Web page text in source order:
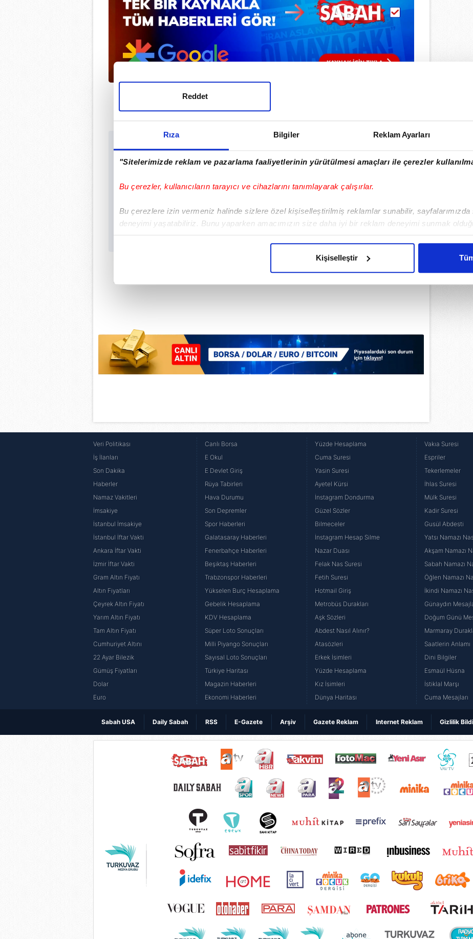
Rıza Bilgiler Reklam Ayarları
"Sitelerimizde reklam ve pazarlama faaliyetlerinin yürütülmesi amaçları ile çerezler
Bu çerezler, kullanıcıların tarayıcı ve cihazlarını tanımlayarak çalışırlar.
Bu çerezlere izin vermeniz halinde sizlere özel kişiselleştirilmiş reklamlar sunabilir,
deneyimi yaşatabiliriz. Bunu yaparken amacımızın size daha iyi bir reklam deneyimi sunmak
içerikleri sunabilmek adına elimizden gelen çabayı gösterdiğimizi ve bu noktada, reklamların
noktasında tek gelir kalemimiz olduğunu sizlere hatırlatmak isteriz.
Her halükârda, kullanıcılar, bu çerezlere izin vermedikleri takdirde, kullanıcılara hedefli reklamlar
reklam/pazarlama faaliyetlerinin yapılması, amaçlarıyla sınırlı olarak açık rızanız dahilinde
Çerezlere ilişkin tercihlerinizi aşağıda yer alan panel vasıtasıyla belirleyebilirsiniz. Çerezlere ilişkin
butonuna tıklayabilir,
Çerez Bilgilendirme Metnimizi ziyaret edebilirsiniz.
Reddet
Kişiselleştir
Sabah.com.tr Uygulamamızı İndirin
Uygulamalara Özel Ayrıcalıkları Keşfedin!
Veri Politikası
İş İlanları
Son Dakika
Haberler
Namaz Vakitleri
İmsakiye
İstanbul İmsakiye
İstanbul İftar Vakti
Ankara İftar Vakti
İzmir İftar Vakti
Gram Altın Fiyatı
Altın Fiyatları
Çeyrek Altın Fiyatı
Yarım Altın Fiyatı
Tam Altın Fiyatı
Cumhuriyet Altını
22 Ayar Bilezik
Gümüş Fiyatları
Dolar
Euro
Canlı Borsa
E Okul
E Devlet Giriş
Rüya Tabirleri
Hava Durumu
Son Depremler
Spor Haberleri
Galatasaray Haberleri
Fenerbahçe Haberleri
Beşiktaş Haberleri
Trabzonspor Haberleri
Yükselen Burç Hesaplama
Gebelik Hesaplama
KDV Hesaplama
Süper Loto Sonuçları
Milli Piyango Sonuçları
Sayısal Loto Sonuçları
Türkiye Haritası
Magazin Haberleri
Ekonomi Haberleri
Yüzde Hesaplama
Cuma Suresi
Yasin Suresi
Ayetel Kürsi
İnstagram Dondurma
Güzel Sözler
Bilmeceler
İnstagram Hesap Silme
Nazar Duası
Felak Nas Suresi
Fetih Suresi
Hotmail Giriş
Metrobüs Durakları
Aşk Sözleri
Abdest Nasıl Alınır?
Atasözleri
Erkek İsimleri
Yüzde Hesaplama
Kız İsimleri
Dünya Haritası
Vakıa Suresi
Espriler
Tekerlemeler
İhlas Suresi
Mülk Suresi
Kadir Suresi
Gusül Abdesti
Yatsı Namazı
Akşam Namazı
Sabah Namazı
Öğlen Namazı
İkindi Namazı
Günaydın
Doğum Günü
Marmaray
Saatlerin Anlamı
Dini Bilgiler
Esmaül Hüsna
İstiklal Marşı
Cuma Mesajları
Sabah USA Daily Sabah RSS E-Gazete Arşiv Gazete Reklam Internet Reklam Gizlilik